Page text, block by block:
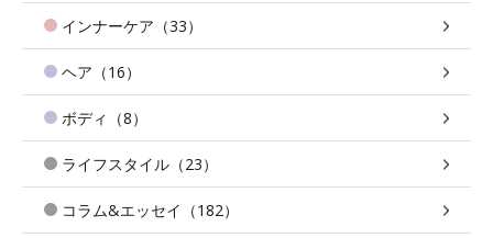
インナーケア（33）
ヘア（16）
ボディ（8）
ライフスタイル（23）
コラム&エッセイ（182）